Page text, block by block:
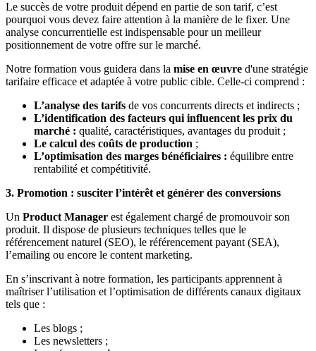
Le succès de votre produit dépend en partie de son tarif, c’est
pourquoi vous devez faire attention à la manière de le fixer. Une
analyse concurrentielle est indispensable pour un meilleur
positionnement de votre offre sur le marché.
Notre formation vous guidera dans la mise en œuvre d'une stratégie
tarifaire efficace et adaptée à votre public cible. Celle-ci comprend :
L’analyse des tarifs de vos concurrents directs et indirects ;
L’identification des facteurs qui influencent les prix du
marché : qualité, caractéristiques, avantages du produit ;
Le calcul des coûts de production ;
L’optimisation des marges bénéficiaires : équilibre entre
rentabilité et compétitivité.
3. Promotion : susciter l’intérêt et générer des conversions
Un Product Manager est également chargé de promouvoir son
produit. Il dispose de plusieurs techniques telles que le
référencement naturel (SEO), le référencement payant (SEA),
l’emailing ou encore le content marketing.
En s’inscrivant à notre formation, les participants apprennent à
maîtriser l’utilisation et l’optimisation de différents canaux digitaux
tels que :
Les blogs ;
Les newsletters ;